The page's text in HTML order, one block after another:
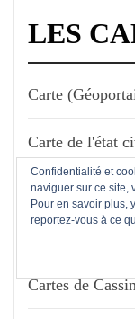
LES
Carte
Carte de l'état
Carte des
Cartes de
Confidentialité et
naviguer sur ce site,
Pour en savoir plus,
reportez-vous à ce